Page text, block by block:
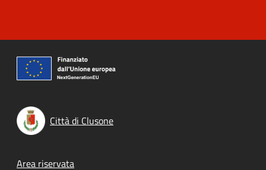
Città di Clusone
Area riservata